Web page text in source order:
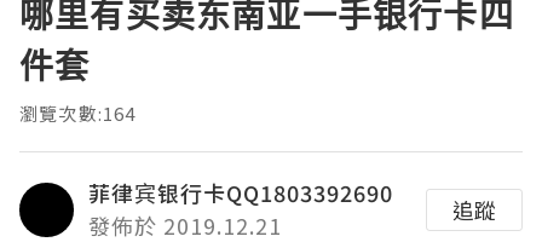
哪里有买卖东南亚一手银行卡四
件套
瀏覽次數:164
菲律宾银行卡QQ1803392690
發佈於 2019.12.21
追蹤